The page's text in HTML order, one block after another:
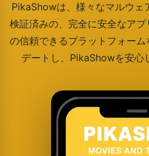
PikaShowは、様々なマルウェ
検証済みの、完全に安全なア
の信頼できるプラットフォー
デートし、PikaShowを安心